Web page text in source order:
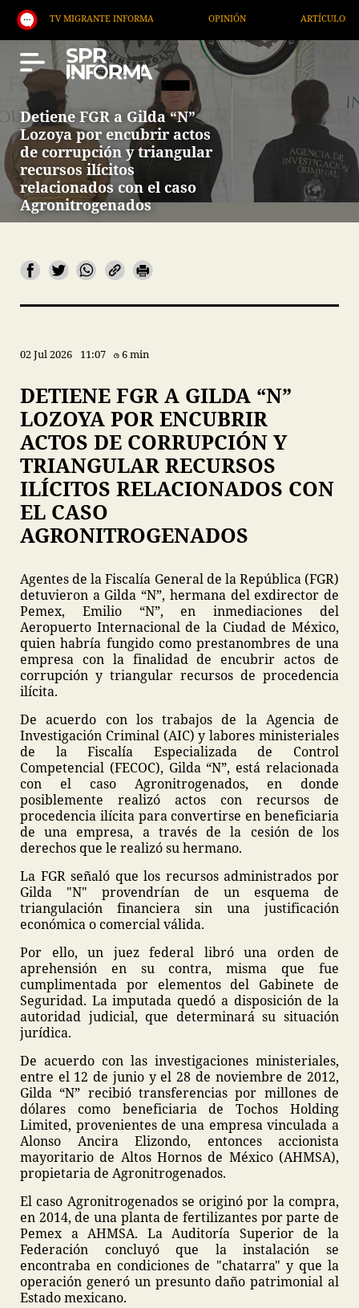
MIGRANTE INFORMA
Detiene FGR a Gilda “N”
Lozoya por encubrir actos
de corrupción y triangular
recursos ilícitos
relacionados con el caso
Agronitrogenados
02 Jul 2026 11:07 6 min
DETIENE FGR A GILDA “N”
LOZOYA POR ENCUBRIR
ACTOS DE CORRUPCIÓN Y
TRIANGULAR RECURSOS
ILÍCITOS RELACIONADOS CON
EL CASO
AGRONITROGENADOS
Agentes de la Fiscalía General de la República (FGR)
detuvieron a Gilda “N”, hermana del exdirector de
Pemex, Emilio “N”, en inmediaciones del
Aeropuerto Internacional de la Ciudad de México,
quien habría fungido como prestanombres de una
empresa con la finalidad de encubrir actos de
corrupción y triangular recursos de procedencia
ilícita.
De acuerdo con los trabajos de la Agencia de
Investigación Criminal (AIC) y labores ministeriales
de la Fiscalía Especializada de Control
Competencial (FECOC), Gilda “N”, está relacionada
con el caso Agronitrogenados, en donde
posiblemente realizó actos con recursos de
procedencia ilícita para convertirse en beneficiaria
de una empresa, a través de la cesión de los
derechos que le realizó su hermano.
La FGR señaló que los recursos administrados por
Gilda "N" provendrían de un esquema de
triangulación financiera sin una justificación
económica o comercial válida.
Por ello, un juez federal libró una orden de
aprehensión en su contra, misma que fue
cumplimentada por elementos del Gabinete de
Seguridad. La imputada quedó a disposición de la
autoridad judicial, que determinará su situación
jurídica.
De acuerdo con las investigaciones ministeriales,
entre el 12 de junio y el 28 de noviembre de 2012,
Gilda “N” recibió transferencias por millones de
dólares como beneficiaria de Tochos Holding
Limited, provenientes de una empresa vinculada a
Alonso Ancira Elizondo, entonces accionista
mayoritario de Altos Hornos de México (AHMSA),
propietaria de Agronitrogenados.
El caso Agronitrogenados se originó por la compra,
en 2014, de una planta de fertilizantes por parte de
Pemex a AHMSA. La Auditoría Superior de la
Federación concluyó que la instalación se
encontraba en condiciones de "chatarra" y que la
operación generó un presunto daño patrimonial al
Estado mexicano.